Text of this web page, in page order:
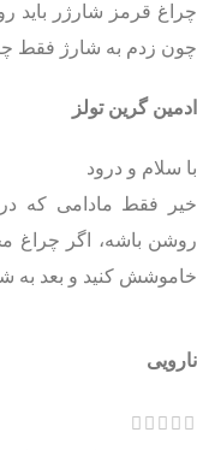
چراغ قرمز شارژر باید
چون زدم به شارژ فقط
ادمین گرین تولز
با سلام و درود
خیر فقط مادامی که
روشن باشه، اگر چراغ
خاموشش کنید و بعد به
نارویی